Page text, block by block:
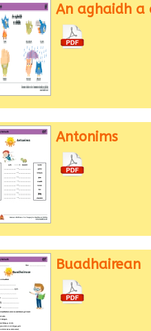
An aghaidh a
Antonims
Buadhairean